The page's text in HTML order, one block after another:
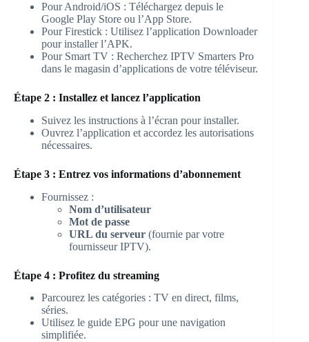
Pour Android/iOS : Téléchargez depuis le
Google Play Store ou l’App Store.
Pour Firestick : Utilisez l’application Downloader
pour installer l’APK.
Pour Smart TV : Recherchez IPTV Smarters Pro
dans le magasin d’applications de votre téléviseur.
Étape 2 : Installez et lancez l’application
Suivez les instructions à l’écran pour installer.
Ouvrez l’application et accordez les autorisations
nécessaires.
Étape 3 : Entrez vos informations d’abonnement
Fournissez :
Nom d’utilisateur
Mot de passe
URL du serveur (fournie par votre
fournisseur IPTV).
Étape 4 : Profitez du streaming
Parcourez les catégories : TV en direct, films,
séries.
Utilisez le guide EPG pour une navigation
simplifiée.